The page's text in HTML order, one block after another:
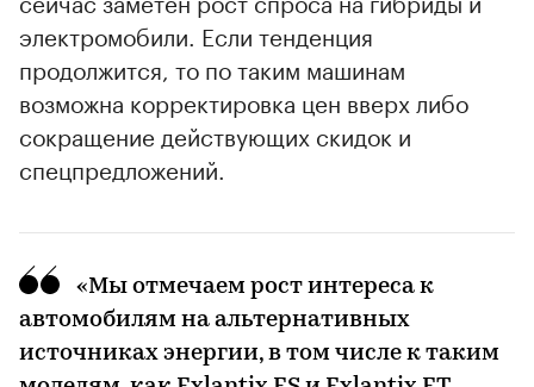
электромобили. Если тенденция
продолжится, то по таким машинам
возможна корректировка цен вверх либо
сокращение действующих скидок и
спецпредложений.
«Мы отмечаем рост интереса к
автомобилям на альтернативных
источниках энергии, в том числе к таким